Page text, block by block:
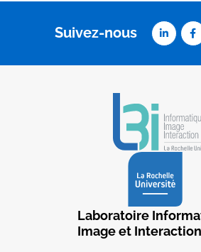
Suivez-nous
Laboratoire
Image et